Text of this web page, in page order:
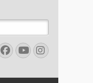
Facebook
YouTube